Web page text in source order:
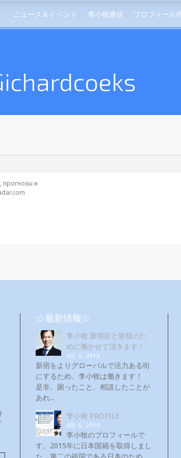
ニュース＆イベント 李小牧通信 プロフィール
прогнозы и
☆最新情報☆
李小牧 新宿区と皆様のた
めに働かせて頂きます！
4月 5, 2019
新宿をよりグローバルで活力ある街
にするため、李小牧は働きます！
是非、困ったこと、相談したことが
あれ...
李小牧 PROFILE
4月 5, 2019
李小牧のプロフィールで
す。2015年に日本国籍を取得しまし